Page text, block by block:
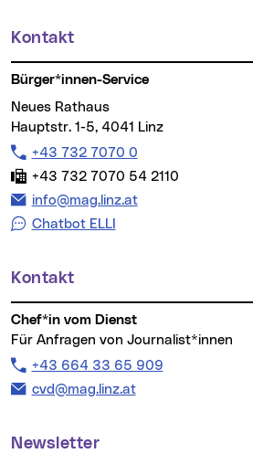
Weitere Informationen
Kontakt
Bürger*innen-Service
Neues Rathaus
Hauptstr. 1-5, 4041 Linz
Telefon:
+43 732 7070 0
Fax:
+43 732 7070 54 2110
E-Mail Adresse:
info@mag.linz.at
Chatbot ELLI
Kontakt
Chef*in vom Dienst
Für Anfragen von Journalist*innen
Telefon:
+43 664 33 65 909
E-Mail Adresse:
cvd@mag.linz.at
Newsletter